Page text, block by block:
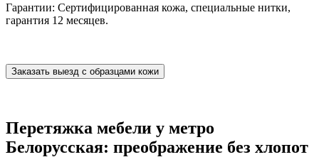
Гарантии: Сертифицированная кожа, специальные нитки,
гарантия 12 месяцев.
Заказать выезд с образцами кожи
Перетяжка мебели у метро
Белорусская: преображение без хлопот